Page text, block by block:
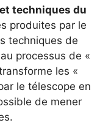
techniques du
produites par le
techniques de
processus de «
les «
le télescope en
de mener